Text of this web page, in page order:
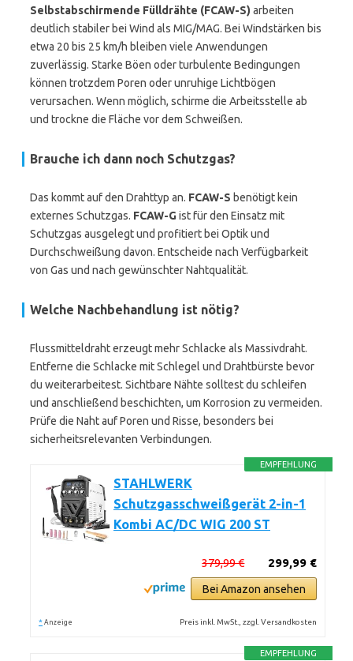
Selbstabschirmende Fülldrähte (FCAW-S) arbeiten
deutlich stabiler bei Wind als MIG/MAG. Bei Windstärken bis
etwa 20 bis 25 km/h bleiben viele Anwendungen
zuverlässig. Starke Böen oder turbulente Bedingungen
können trotzdem Poren oder unruhige Lichtbögen
verursachen. Wenn möglich, schirme die Arbeitsstelle ab
und trockne die Fläche vor dem Schweißen.
Brauche ich dann noch Schutzgas?
Das kommt auf den Drahttyp an. FCAW-S benötigt kein
externes Schutzgas. FCAW-Gist für den Einsatz mit
Schutzgas ausgelegt und profitiert bei Optik und
Durchschweißung davon. Entscheide nach Verfügbarkeit
von Gas und nach gewünschter Nahtqualität.
Welche Nachbehandlung ist nötig?
Flussmitteldraht erzeugt mehr Schlacke als Massivdraht.
Entferne die Schlacke mit Schlegel und Drahtbürste bevor
du weiterarbeitest. Sichtbare Nähte solltest du schleifen
und anschließend beschichten, um Korrosion zu vermeiden.
Prüfe die Naht auf Poren und Risse, besonders bei
sicherheitsrelevanten Verbindungen.
EMPFEHLUNG
STAHLWERK
Schutzgasschweißgerät 2-in-1
Kombi AC/DC WIG 200 ST
299,99 €
379,99 €
Bei Amazon ansehen
* Anzeige Preis inkl. MwSt., zzgl. Versandkosten
EMPFEHLUNG